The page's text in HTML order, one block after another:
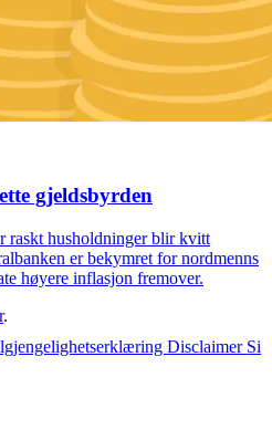
gjeldsbyrden
raskt husholdninger blir kvitt
er bekymret for nordmenns
høyere inflasjon fremover.
.
Disclaimer Si